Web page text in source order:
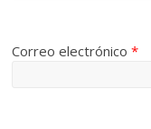
Correo electrónico*